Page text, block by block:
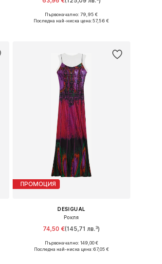
Налични размери: XS, S, M, L, XL
Първоначално: 79,95 €
Последна най-ниска цена:57,56 €
ПРОМОЦИЯ
DESIGUAL
Рокля
74,50 €(145,71 лв.³)
Налични размери: 34, 36, 38, 40, 42
Първоначално: 149,00 €
Последна най-ниска цена:67,05 €